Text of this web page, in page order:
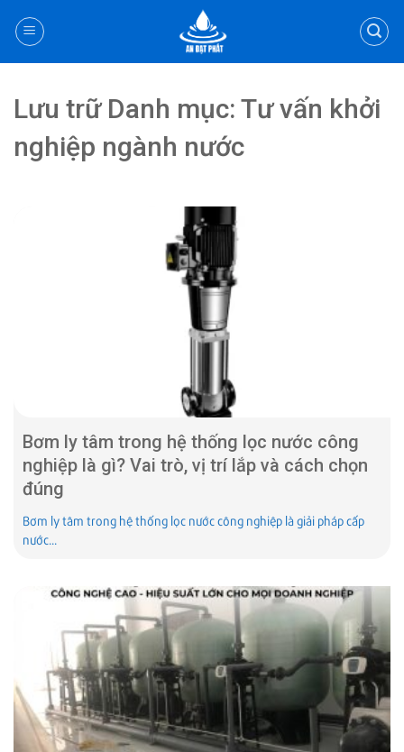
đến
Lưu trữ Danh mục: Tư vấn khởi
nghiệp ngành nước
Bơm ly tâm trong hệ thống lọc nước công
nghiệp là gì? Vai trò, vị trí lắp và cách chọn
đúng
Bơm ly tâm trong hệ thống lọc nước công nghiệp là giải pháp cấp
nước...